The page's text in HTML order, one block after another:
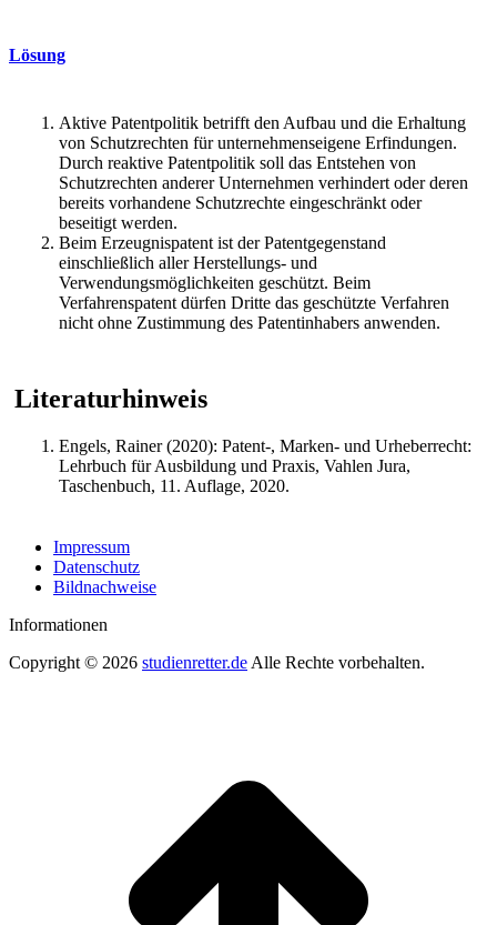
Lösung
Aktive Patentpolitik betrifft den Aufbau und die Erhaltung
von Schutzrechten für unternehmenseigene Erfindungen.
Durch reaktive Patentpolitik soll das Entstehen von
Schutzrechten anderer Unternehmen verhindert oder deren
bereits vorhandene Schutzrechte eingeschränkt oder
beseitigt werden.
Beim Erzeugnispatent ist der Patentgegenstand
einschließlich aller Herstellungs- und
Verwendungsmöglichkeiten geschützt. Beim
Verfahrenspatent dürfen Dritte das geschützte Verfahren
nicht ohne Zustimmung des Patentinhabers anwenden.
Literaturhinweis
Engels, Rainer (2020): Patent-, Marken- und Urheberrecht:
Lehrbuch für Ausbildung und Praxis, Vahlen Jura,
Taschenbuch, 11. Auflage, 2020.
Impressum
Datenschutz
Bildnachweise
Informationen
Copyright © 2026 studienretter.de Alle Rechte vorbehalten.